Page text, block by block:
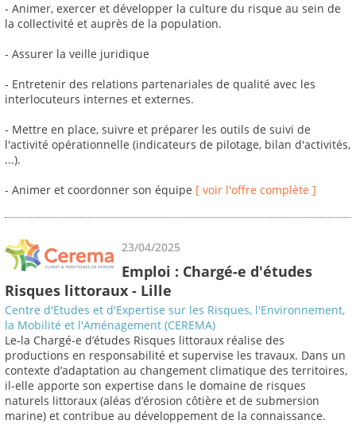
- Animer, exercer et développer la culture du risque au sein de
la collectivité et auprès de la population.
- Assurer la veille juridique
- Entretenir des relations partenariales de qualité avec les
interlocuteurs internes et externes.
- Mettre en place, suivre et préparer les outils de suivi de
l'activité opérationnelle (indicateurs de pilotage, bilan d'activités,
...).
- Animer et coordonner son équipe [ voir l'offre complète ]
23/04/2025
Emploi : Chargé-e d'études
Risques littoraux - Lille
Centre d'Etudes et d'Expertise sur les Risques, l'Environnement,
la Mobilité et l'Aménagement (CEREMA)
Le-la Chargé-e d’études Risques littoraux réalise des
productions en responsabilité et supervise les travaux. Dans un
contexte d’adaptation au changement climatique des territoires,
il-elle apporte son expertise dans le domaine de risques
naturels littoraux (aléas d’érosion côtière et de submersion
marine) et contribue au développement de la connaissance.